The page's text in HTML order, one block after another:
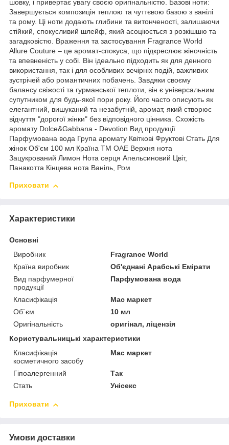
шовку, і привертає увагу своєю оригінальністю. Базові ноти:
Завершується композиція теплою та чуттєвою базою з ванілі
та рому. Ці ноти додають глибини та витонченості, залишаючи
стійкий, спокусливий шлейф, який асоціюється з розкішшю та
загадковістю. Враження та застосування Fragrance World
Allure Couture – це аромат-спокуса, що підкреслює жіночність
та впевненість у собі. Він ідеально підходить як для денного
використання, так і для особливих вечірніх подій, важливих
зустрічей або романтичних побачень. Завдяки своєму
балансу свіжості та гурманської теплоти, він є універсальним
супутником для будь-якої пори року. Його часто описують як
елегантний, вишуканий та незабутній, аромат, який створює
відчуття "дорогої жінки" без відповідного цінника. Схожість
аромату Dolce&Gabbana - Devotion Вид продукції
Парфумована вода Група аромату Квіткові Фруктові Стать Для
жінок Об'єм 100 мл Країна ТМ ОАЕ Верхня нота
Зацукрований Лимон Нота серця Апельсиновий Цвіт,
Панакотта Кінцева нота Ваніль, Ром
Приховати
Характеристики
Основні
Виробник
Fragrance World
Країна виробник
Об'єднані Арабські Емірати
Вид парфумерної
продукції
Парфумована вода
Класифікація
Мас маркет
Об`єм
10 мл
Оригінальність
оригінал, ліцензія
Користувальницькі характеристики
Класифікація
косметичного засобу
Мас маркет
Гіпоалергенний
Так
Стать
Унісекс
Приховати
Умови доставки